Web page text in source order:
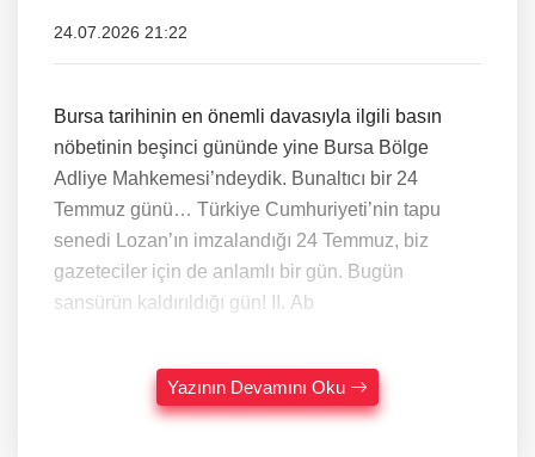
24.07.2026 21:22
Bursa tarihinin en önemli davasıyla ilgili basın
nöbetinin beşinci gününde yine Bursa Bölge
Adliye Mahkemesi’ndeydik. Bunaltıcı bir 24
Temmuz günü… Türkiye Cumhuriyeti’nin tapu
senedi Lozan’ın imzalandığı 24 Temmuz, biz
gazeteciler için de anlamlı bir gün. Bugün
sansürün kaldırıldığı gün! II. Ab
Yazının Devamını Oku